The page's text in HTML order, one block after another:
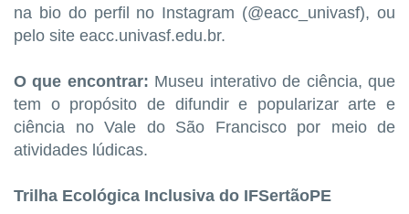
na bio do perfil no Instagram (@eacc_univasf), ou
pelo site eacc.univasf.edu.br.
O que encontrar: Museu interativo de ciência, que
tem o propósito de difundir e popularizar arte e
ciência no Vale do São Francisco por meio de
atividades lúdicas.
Trilha Ecológica Inclusiva do IFSertãoPE